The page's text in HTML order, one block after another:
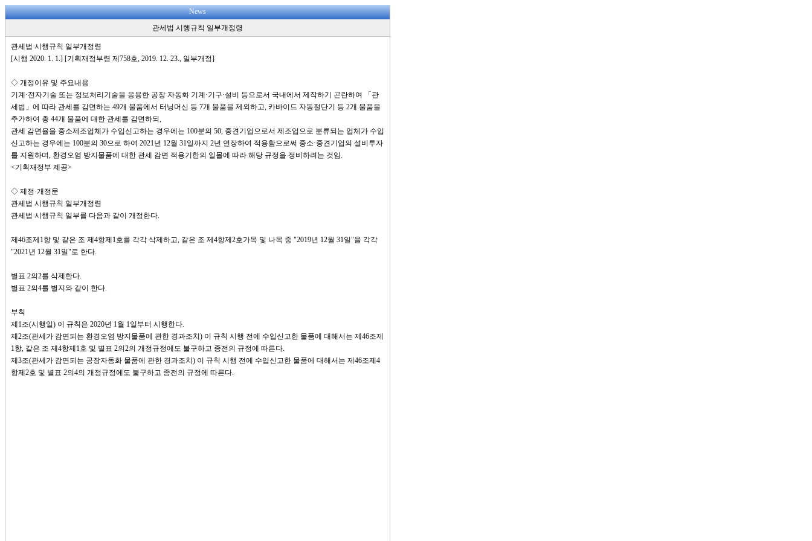
News
관세법 시행규칙 일부개정령
관세법 시행규칙 일부개정령
[시행 2020. 1. 1.] [기획재정부령 제758호, 2019. 12. 23., 일부개정]
◇ 개정이유 및 주요내용
기계·전자기술 또는 정보처리기술을 응용한 공장 자동화 기계·기구·설비 등으로서 국내에서 제작하기 곤란하여 「관
세법」에 따라 관세를 감면하는 49개 물품에서 터닝머신 등 7개 물품을 제외하고, 카바이드 자동절단기 등 2개 물품을
추가하여 총 44개 물품에 대한 관세를 감면하되,
관세 감면율을 중소제조업체가 수입신고하는 경우에는 100분의 50, 중견기업으로서 제조업으로 분류되는 업체가 수입
신고하는 경우에는 100분의 30으로 하여 2021년 12월 31일까지 2년 연장하여 적용함으로써 중소·중견기업의 설비투자
를 지원하며, 환경오염 방지물품에 대한 관세 감면 적용기한의 일몰에 따라 해당 규정을 정비하려는 것임.
<기획재정부 제공>
◇ 제정·개정문
관세법 시행규칙 일부개정령
관세법 시행규칙 일부를 다음과 같이 개정한다.
제46조제1항 및 같은 조 제4항제1호를 각각 삭제하고, 같은 조 제4항제2호가목 및 나목 중 "2019년 12월 31일"을 각각
"2021년 12월 31일"로 한다.
별표 2의2를 삭제한다.
별표 2의4를 별지와 같이 한다.
부칙
제1조(시행일) 이 규칙은 2020년 1월 1일부터 시행한다.
제2조(관세가 감면되는 환경오염 방지물품에 관한 경과조치) 이 규칙 시행 전에 수입신고한 물품에 대해서는 제46조제
1항, 같은 조 제4항제1호 및 별표 2의2의 개정규정에도 불구하고 종전의 규정에 따른다.
제3조(관세가 감면되는 공장자동화 물품에 관한 경과조치) 이 규칙 시행 전에 수입신고한 물품에 대해서는 제46조제4
항제2호 및 별표 2의4의 개정규정에도 불구하고 종전의 규정에 따른다.